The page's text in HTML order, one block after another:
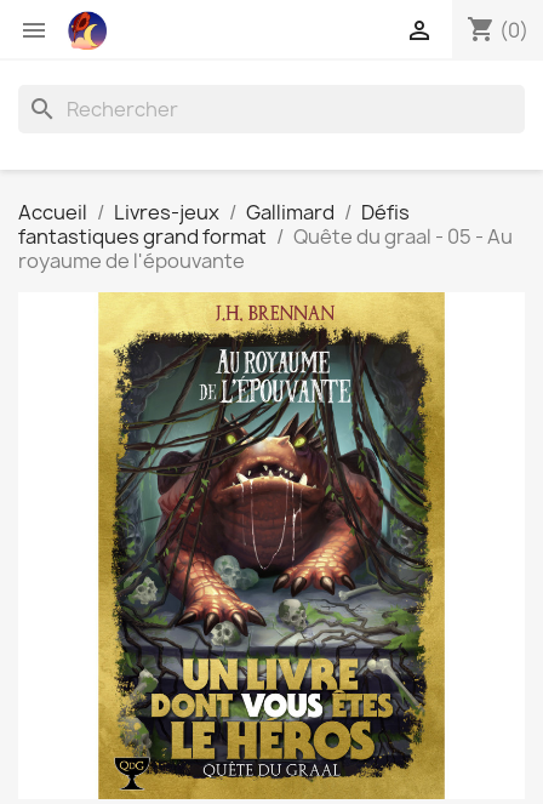
 shopping_cart (0)

search
Accueil Livres-jeux Gallimard
Défis
fantastiques grand format
Quête du graal - 05 - Au
royaume de l'épouvante